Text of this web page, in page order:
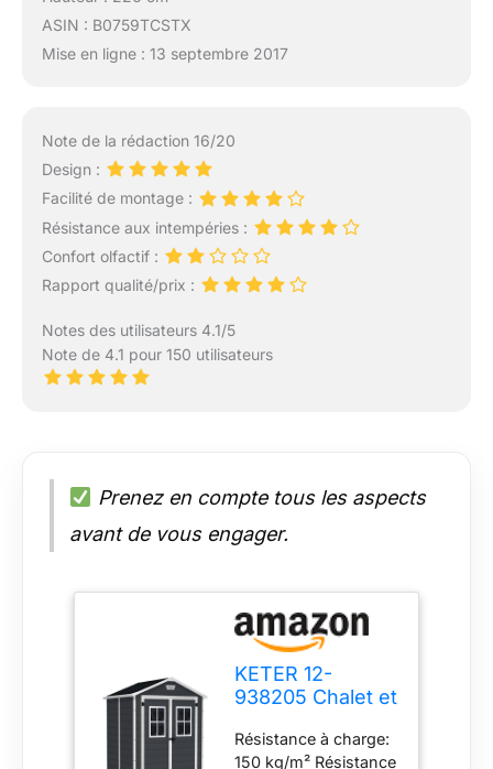
ASIN : B0759TCSTX
Mise en ligne : 13 septembre 2017
Note de la rédaction 16/20
Design :
Facilité de montage :
Résistance aux intempéries :
Confort olfactif :
Rapport qualité/prix :
Notes des utilisateurs 4.1/5
Note de 4.1 pour 150 utilisateurs
Prenez en compte tous les aspects
avant de vous engager.
KETER 12-
938205 Chalet et
Résine Premium
Résistance à charge:
150 kg/m² Résistance